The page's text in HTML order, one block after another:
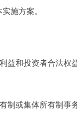
施方案。
和投资者合法权
或集体所有制事